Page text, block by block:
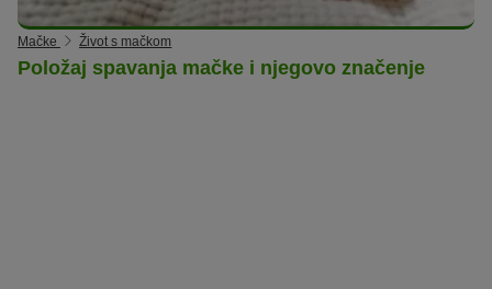
Mačke Život s mačkom
Položaj spavanja mačke i njegovo značenje